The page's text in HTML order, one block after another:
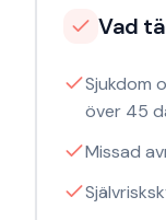
Vad
Sjukdom
över 45
Missad